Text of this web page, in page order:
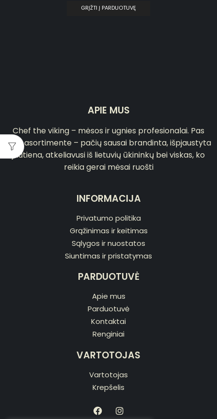
GRĮŽTI Į PARDUOTUVĘ
APIE MUS
Chef the viking – mėsos ir ugnies profesionalai. Pas
mus asortimente – pačių sausai brandinta, išpjaustyta
jautiena, atkeliavusi iš lietuvių ūkininkų bei viskas, ko
reikia gerai mėsai ruošti
INFORMACIJA
Privatumo politika
Grąžinimas ir keitimas
Sąlygos ir nuostatos
Siuntimas ir pristatymas
PARDUOTUVĖ
Apie mus
Parduotuvė
Kontaktai
Renginiai
VARTOTOJAS
Vartotojas
Krepšelis